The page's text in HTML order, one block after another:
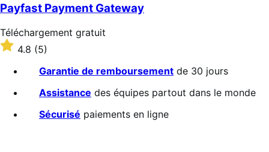
Payfast Payment Gateway
Téléchargement
gratuit
Téléchargement gratuit
Noté
4.8
4.8 (5)
Garantie de remboursement de 30 jours
Assistance des équipes partout dans le monde
Sécurisé paiements en ligne